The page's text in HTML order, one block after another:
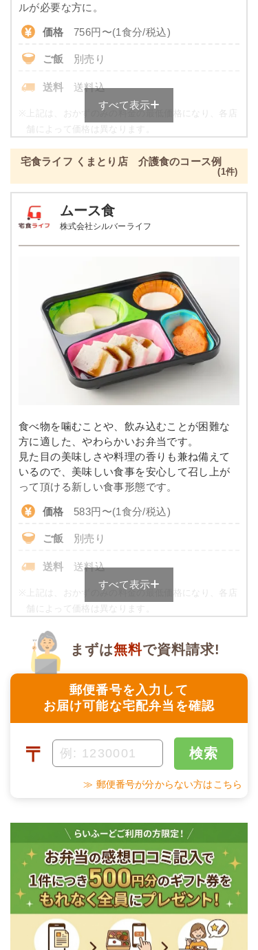
コレステロール
鶏肉と茄子の和風炒め
ねぎとちくわのぬた
青菜とチャーシュの刻み炒め
ツナとキャベツの炒め物
栄養素
-
※メニューの補足
-
肉豆腐
カリフラワーのレモンマリネ
鶏団子の炊き合わせ
ジャーマンポテト
-
※ その他備考
メニューは日替わりです（メニューは一例です）
ルが必要な方に。
価格 756円〜(1食分/税込)
ご飯 別売り
送料 送料込
※
上記は、おかずのみの料金の最低価格になり、各店
舗によって価格は異なります。
お問合せください。
たんぱく調整食の栄養素例
品数 4～5品
カロリー 300kcal前後
タンパク質 -
脂質 -
糖質 -
-
カリウム
コレステロール -
たんぱく調整食のメニュー例
ミートオムレツ
ブロッコリーソテー
豚肉のマヨネーズ炒め風
二色豆（黒豆・白花豆）
※メニューの補足
-
アジと茄子の胡麻味噌だれ
花人参
甘酢蓮根
だし巻き玉子
※メニューの補足
＋メニュー例をもっと見る（残り1件）
※ その他備考
メニューは日替わりです（メニューは一例です）
すべて表示
宅食ライフ くまとり店 介護食のコース例
(1件)
ムース食
株式会社シルバーライフ
食べ物を噛むことや、飲み込むことが困難な
方に適した、やわらかいお弁当です。
見た目の美味しさや料理の香りも兼ね備えて
いるので、美味しい食事を安心して召し上が
って頂ける新しい食事形態です。
価格 583円〜(1食分/税込)
ご飯 別売り
送料 送料込
※
上記は、おかずのみの料金の最低価格になり、各店
舗によって価格は異なります。
お問合せください。
ムース食の栄養素例
品数 4品
塩分 1.3g
タンパク質 5.5g
糖質 15.5g
リン 54.3mg
カリウム 90.3mg
コレステロール -
すべて表示
郵便番号を入力して
お届け可能な宅配弁当を確認
まずは無料で資料請求!
〒 検索
≫ 郵便番号が分からない方はこちら